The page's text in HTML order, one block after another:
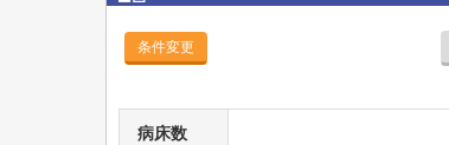
条件変更
病床数